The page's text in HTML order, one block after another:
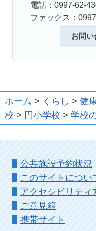
電話：0997-62-
ファックス：
お問い
ホーム > くらし > 健
校 > 円小学校 > 学校
公共施設予約状況
このサイトについ
アクセシビリティ
ご意見箱
携帯サイト